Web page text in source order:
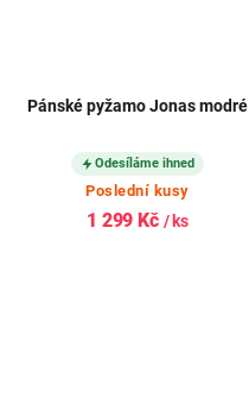
Pánské pyžamo Jonas modré
Odesíláme ihned
Poslední kusy
1 299 Kč / ks